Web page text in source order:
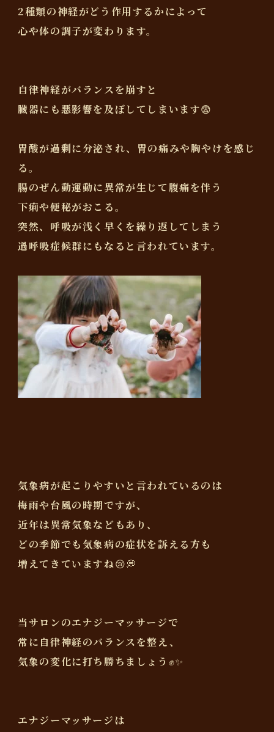
2種類の神経がどう作用するかによって
心や体の調子が変わります。
自律神経がバランスを崩すと
臓器にも悪影響を及ぼしてしまいます😨
胃酸が過剰に分泌され、胃の痛みや胸やけを感じ
る。
腸のぜん動運動に異常が生じて腹痛を伴う
下痢や便秘がおこる。
突然、呼吸が浅く早くを繰り返してしまう
過呼吸症候群にもなると言われています。
気象病が起こりやすいと言われているのは
梅雨や台風の時期ですが、
近年は異常気象などもあり、
どの季節でも気象病の症状を訴える方も
増えてきていますね😢💭
当サロンのエナジーマッサージで
常に自律神経のバランスを整え、
気象の変化に打ち勝ちましょう✊✨
エナジーマッサージは